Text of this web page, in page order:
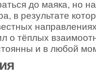
до маяка, но
в результате
о тёплых
и в любой